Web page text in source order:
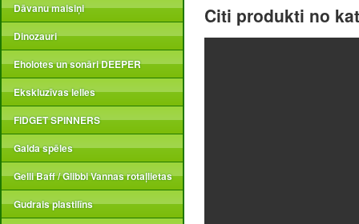
Dāvanu maisiņi
Dinozauri
Eholotes un sonāri DEEPER
Ekskluzīvas lelles
FIDGET SPINNERS
Galda spēles
Gelli Baff / Glibbi Vannas rotaļlietas
Gudrais plastilīns
Citi produkti no